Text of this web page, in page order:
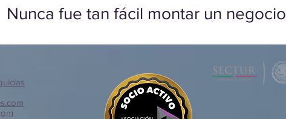
Nunca fue tan fácil montar un negocio